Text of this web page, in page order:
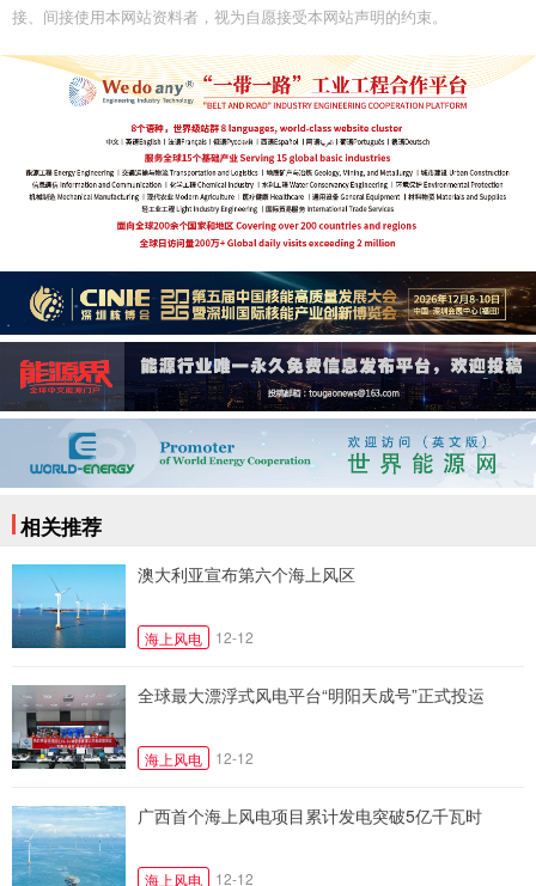
接、间接使用本网站资料者，视为自愿接受本网站声明的约束。
相关推荐
澳大利亚宣布第六个海上风区
海上风电 12-12
全球最大漂浮式风电平台“明阳天成号”正式投运
海上风电 12-12
广西首个海上风电项目累计发电突破5亿千瓦时
海上风电 12-12